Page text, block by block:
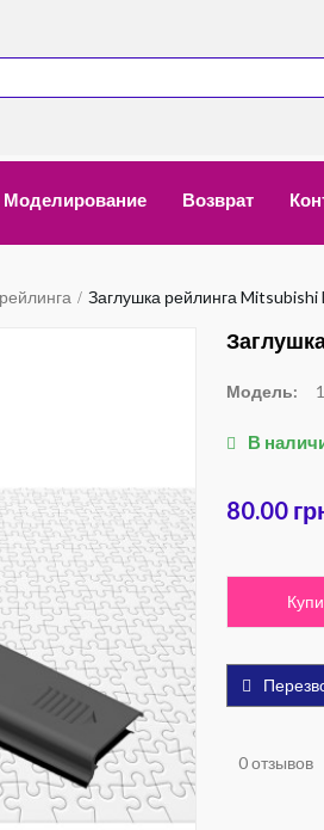
Моделирование Возврат
Заглушка рейлинга Mitsubishi
Модель:
В
80.00
0 отзывов